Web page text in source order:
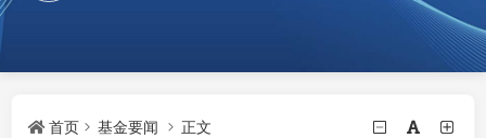
首页 基金要闻 正文